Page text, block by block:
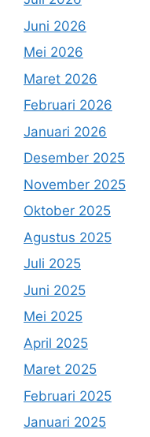
Juni 2026
Mei 2026
Maret 2026
Februari 2026
Januari 2026
Desember 2025
November 2025
Oktober 2025
Agustus 2025
Juli 2025
Juni 2025
Mei 2025
April 2025
Maret 2025
Februari 2025
Januari 2025